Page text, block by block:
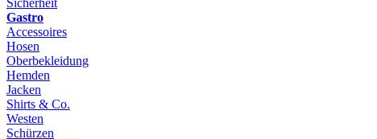
Sicherheit
Gastro
Accessoires
Hosen
Oberbekleidung
Hemden
Jacken
Shirts & Co.
Westen
Schürzen